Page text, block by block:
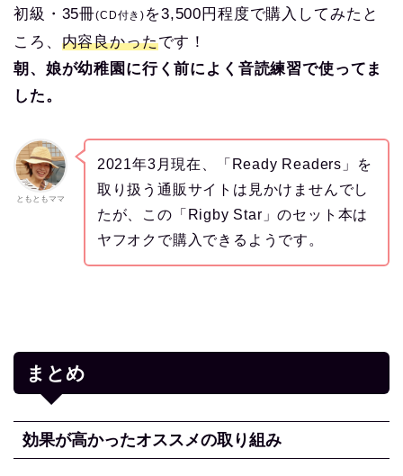
初級・35冊(CD付き) を3,500円程度で購入してみたと
ころ、 内容良かったです！
朝、娘が幼稚園に行く前によく音読練習で使ってま
した。
ともともママ
2021年3月現在、「Ready Readers」を
取り扱う通販サイトは見かけませんでし
たが、この「Rigby Star」のセット本は
ヤフオクで購入できるようです。
まとめ
効果が高かったオススメの取り組み